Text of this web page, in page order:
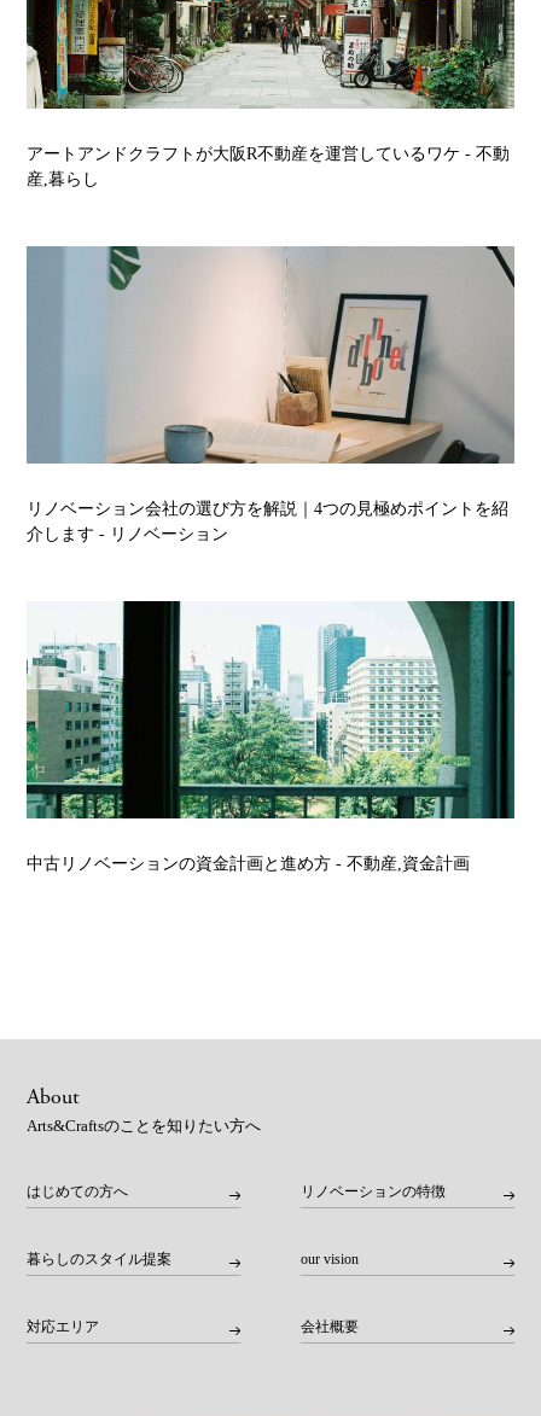
アートアンドクラフトが大阪R不動産を運営しているワケ- 不動
産,暮らし
リノベーション会社の選び方を解説｜4つの見極めポイントを紹
介します- リノベーション
中古リノベーションの資金計画と進め方- 不動産,資金計画
About
Arts&Craftsのことを知りたい方へ
はじめての方へ リノベーションの特徴
暮らしのスタイル提案 our vision
対応エリア 会社概要